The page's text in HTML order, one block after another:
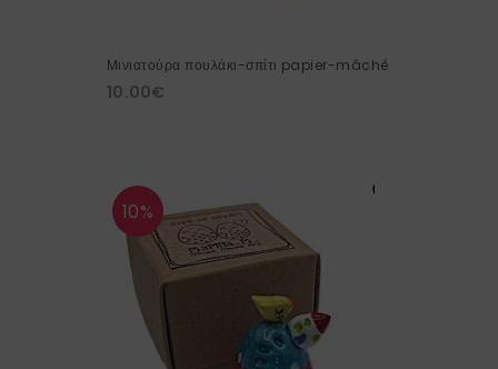
Μινιατούρα πουλάκι-σπίτι papier-mâchê
10.00€
10%